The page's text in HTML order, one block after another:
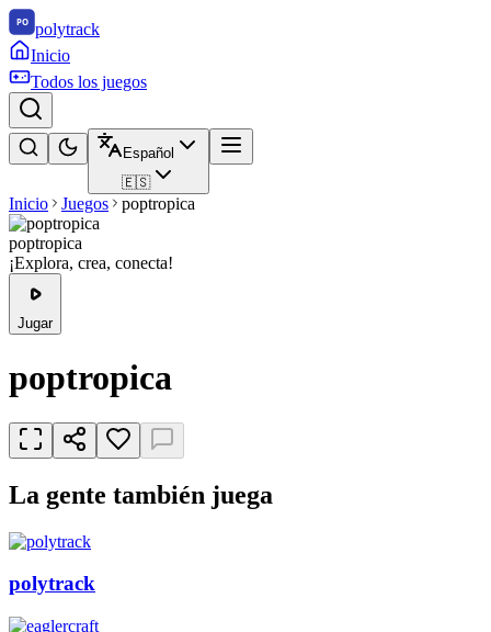
polytrack
Inicio
Todos los juegos
Español
🇪🇸
Inicio Juegos poptropica
poptropica
¡Explora, crea, conecta!
Jugar
poptropica
La gente también juega
polytrack